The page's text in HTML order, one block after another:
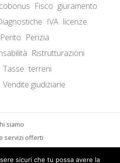
Fisco giuramento
IVA licenze
Perito Perizia
Ristrutturazioni
Tasse terreni
Vendite giudiziarie
siamo
servizi offerti
sicuri che tu possa avere la